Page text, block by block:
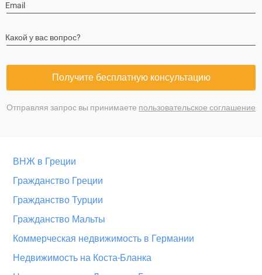
Email
Какой у вас вопрос?
Получите бесплатную консультацию
Отправляя запрос вы принимаете пользовательское соглашение
ВНЖ в Греции
Гражданство Греции
Гражданство Турции
Гражданство Мальты
Коммерческая недвижимость в Германии
Недвижимость на Коста-Бланка